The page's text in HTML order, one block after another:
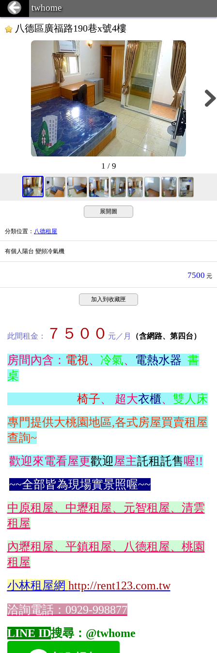
twhome
八德區廣福路190巷x號4樓
1 / 9
展開圖
分類位置 ： 八德租屋
有個人陽台 變頻冷氣機
7500 元
加入到收藏匣
此間租金： ７５００ 元／月 （含網路、第四台）
房間內含： 電視、 冷氣、 電熱水器 書
桌
椅子、 超大衣櫃、 雙人床
專門提供大桃園地區,各式房屋買賣租屋
查詢~
歡迎來電看屋更歡迎屋主託租託售喔!!
~~全部皆為現場實景照喔~~
中原租屋、中壢租屋、元智租屋、清雲
租屋
內壢租屋、平鎮租屋、八德租屋、桃園
租屋
小林租屋網 http://rent123.com.tw
洽詢電話：0929-998877
LINE ID搜尋：@twhome